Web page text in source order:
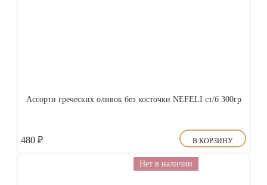
Ассорти греческих оливок без косточки NEFELI ст/б 300гр
480 ₽ В КОРЗИНУ
Нет в наличии